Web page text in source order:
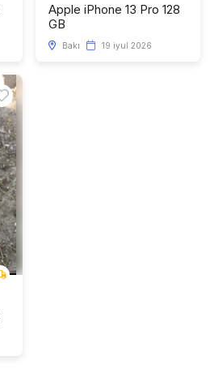
Apple iPhone 13 Pro 128
GB
Bakı 19 iyul 2026